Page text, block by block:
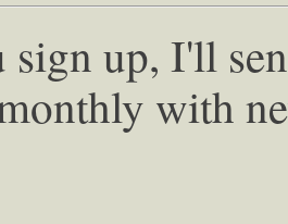
up, I'll
with